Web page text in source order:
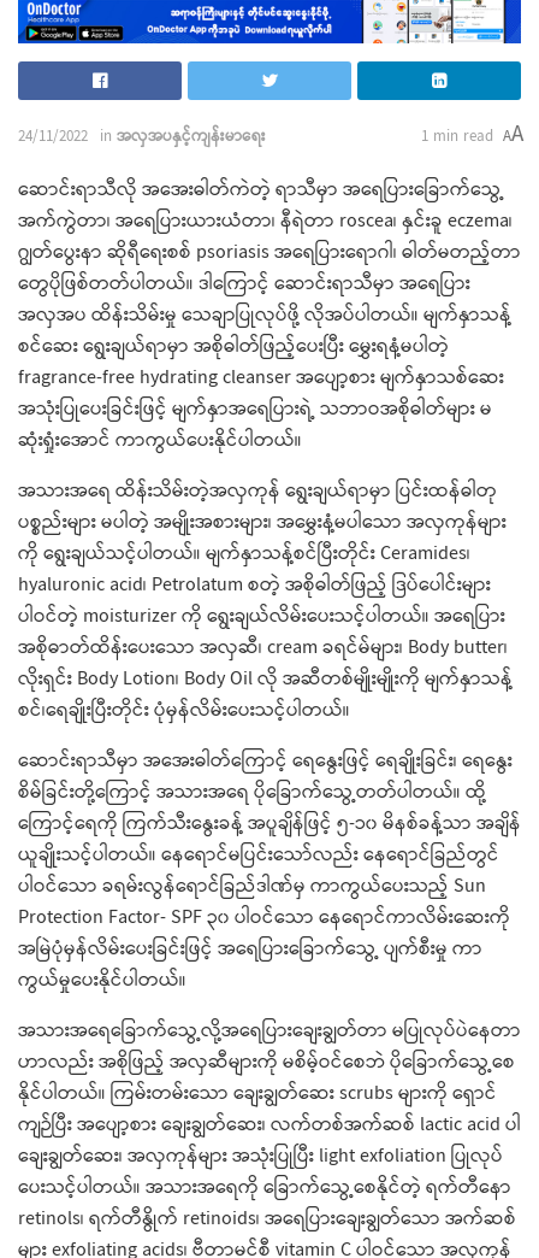
24/11/2022 in အလှအပနှင့်ကျန်းမာရေး 1 min read AA
ဆောင်းရာသီလို အအေးဓါတ်ကဲတဲ့ ရာသီမှာ အရေပြားခြောက်သွေ့
အက်ကွဲတာ၊ အရေပြားယားယံတာ၊ နီရဲတာ roscea၊ နှင်းခူ eczema၊
ဂျွတ်ပွေးနာ ဆိုရီရေးစစ် psoriasis အရေပြားရောဂါ၊ ဓါတ်မတည့်တာ
တွေပိုဖြစ်တတ်ပါတယ်။ ဒါကြောင့် ဆောင်းရာသီမှာ အရေပြား
အလှအပ ထိန်းသိမ်းမှု သေချာပြုလုပ်ဖို့ လိုအပ်ပါတယ်။ မျက်နှာသန့်
စင်ဆေး ရွေးချယ်ရာမှာ အစိုဓါတ်ဖြည့်ပေးပြီး မွှေးရနံ့မပါတဲ့
fragrance-free hydrating cleanser အပျော့စား မျက်နှာသစ်ဆေး
အသုံးပြုပေးခြင်းဖြင့် မျက်နှာအရေပြားရဲ့ သဘာဝအစိုဓါတ်များ မ
ဆုံးရှုံးအောင် ကာကွယ်ပေးနိုင်ပါတယ်။
အသားအရေ ထိန်းသိမ်းတဲ့အလှကုန် ရွေးချယ်ရာမှာ ပြင်းထန်ဓါတု
ပစ္စည်းများ မပါတဲ့ အမျိုးအစားများ၊ အမွှေးနံ့မပါသော အလှကုန်များ
ကို ရွေးချယ်သင့်ပါတယ်။ မျက်နှာသန့်စင်ပြီးတိုင်း Ceramides၊
hyaluronic acid၊ Petrolatum စတဲ့ အစိုဓါတ်ဖြည့် ဒြပ်ပေါင်းများ
ပါဝင်တဲ့ moisturizer ကို ရွေးချယ်လိမ်းပေးသင့်ပါတယ်။ အရေပြား
အစိုဓာတ်ထိန်းပေးသော အလှဆီ၊ cream ခရင်မ်များ၊ Body butter၊
လိုးရှင်း Body Lotion၊ Body Oil လို အဆီတစ်မျိုးမျိုးကို မျက်နှာသန့်
စင်၊ရေချိုးပြီးတိုင်း ပုံမှန်လိမ်းပေးသင့်ပါတယ်။
ဆောင်းရာသီမှာ အအေးဓါတ်ကြောင့် ရေနွေးဖြင့် ရေချိုးခြင်း၊ ရေနွေး
စိမ်ခြင်းတို့ကြောင့် အသားအရေ ပိုခြောက်သွေ့တတ်ပါတယ်။ ထို့
ကြောင့်ရေကို ကြက်သီးနွေးခန့် အပူချိန်ဖြင့် ၅-၁၀ မိနစ်ခန့်သာ အချိန်
ယူချိုးသင့်ပါတယ်။ နေရောင်မပြင်းသော်လည်း နေရောင်ခြည်တွင်
ပါဝင်သော ခရမ်းလွန်ရောင်ခြည်ဒါဏ်မှ ကာကွယ်ပေးသည့် Sun
Protection Factor- SPF ၃၀ ပါဝင်သော နေရောင်ကာလိမ်းဆေးကို
အမြဲပုံမှန်လိမ်းပေးခြင်းဖြင့် အရေပြားခြောက်သွေ့ ပျက်စီးမှု ကာ
ကွယ်မှုပေးနိုင်ပါတယ်။
အသားအရေခြောက်သွေ့လို့အရေပြားချေးချွတ်တာ မပြုလုပ်ပဲနေတာ
ဟာလည်း အစိုဖြည့် အလှဆီများကို မစိမ့်ဝင်စေဘဲ ပိုခြောက်သွေ့စေ
နိုင်ပါတယ်။ ကြမ်းတမ်းသော ချေးချွတ်ဆေး scrubs များကို ရှောင်
ကျဉ်ပြီး အပျော့စား ချေးချွတ်ဆေး၊ လက်တစ်အက်ဆစ် lactic acid ပါ
ချေးချွတ်ဆေး၊ အလှကုန်များ အသုံးပြုပြီး light exfoliation ပြုလုပ်
ပေးသင့်ပါတယ်။ အသားအရေကို ခြောက်သွေ့စေနိုင်တဲ့ ရက်တီနော
retinols၊ ရက်တီနွိုက် retinoids၊ အရေပြားချေးချွတ်သော အက်ဆစ်
များ exfoliating acids၊ ဗီတာမင်စီ vitamin C ပါဝင်သော အလှကုန်